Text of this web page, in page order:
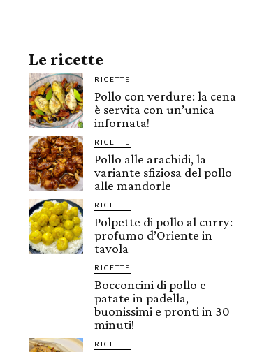
Le ricette
RICETTE
Pollo con verdure: la cena
è servita con un’unica
infornata!
RICETTE
Pollo alle arachidi, la
variante sfiziosa del pollo
alle mandorle
RICETTE
Polpette di pollo al curry:
profumo d’Oriente in
tavola
RICETTE
Bocconcini di pollo e
patate in padella,
buonissimi e pronti in 30
minuti!
RICETTE